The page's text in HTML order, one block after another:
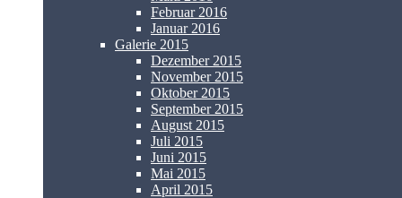
Februar 2016
Januar 2016
Galerie 2015
Dezember 2015
November 2015
Oktober 2015
September 2015
August 2015
Juli 2015
Juni 2015
Mai 2015
April 2015